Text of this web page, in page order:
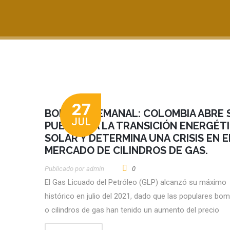
27
JUL
BOLETÍN SEMANAL: COLOMBIA ABRE
PUERTAS A LA TRANSICIÓN
SOLAR Y DETERMINA UNA CRISIS EN
MERCADO DE CILINDROS DE GAS.
Publicado por Admin 0
El Gas Licuado del Petróleo (GLP) alcanzó su máximo
histórico en julio del 2021, dado que las populares
o cilindros de gas han tenido un aumento del precio